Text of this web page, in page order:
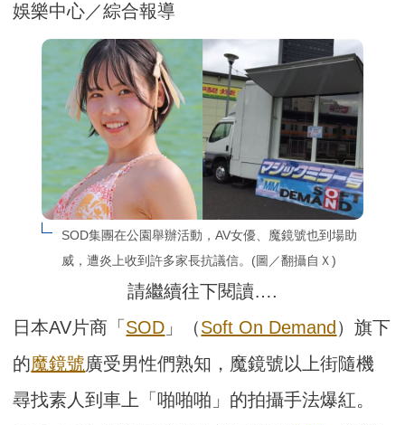
娛樂中心／綜合報導
SOD集團在公園舉辦活動，AV女優、魔鏡號也到場助
威，遭炎上收到許多家長抗議信。(圖／翻攝自Ｘ)
請繼續往下閱讀….
日本AV片商「 SOD 」（Soft On Demand ）旗下
的魔鏡號廣受男性們熟知，魔鏡號以上街隨機
尋找素人到車上「啪啪啪」的拍攝手法爆紅。